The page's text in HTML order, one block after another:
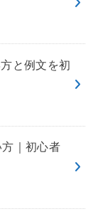
と例文を初
方｜初心者